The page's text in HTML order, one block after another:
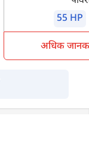
55 HP
अधिक